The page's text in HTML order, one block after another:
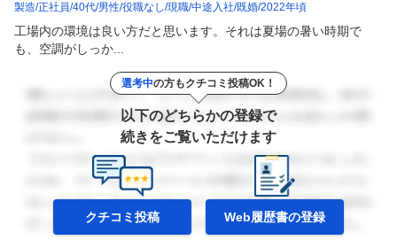
製造 正社員 40代 男性 役職なし 現職 中途入社 既婚 2022年頃
工場内の環境は良い方だと思います。それは夏場の暑い時期で
も、空調がしっか...
選考中の方もクチコミ投稿OK！
以下のどちらかの登録で
続きをご覧いただけます
クチコミ投稿 Web履歴書の登録